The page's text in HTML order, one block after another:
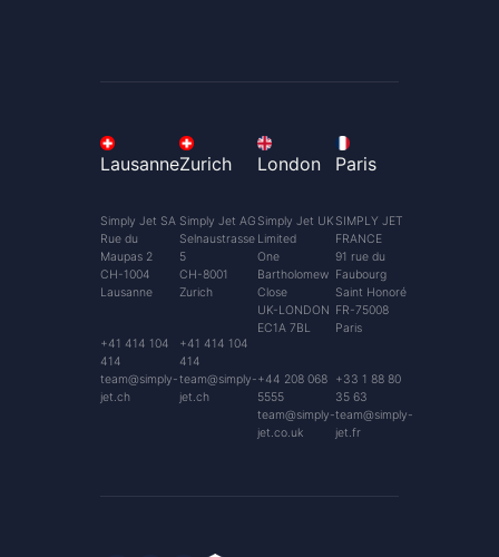
Lausanne
Simply Jet SA
Rue du
Maupas 2
CH-1004
Lausanne
+41 414 104
414
team@simply-
jet.ch
Zurich
Simply Jet AG
Selnaustrasse
5
CH-8001
Zurich
+41 414 104
414
team@simply-
jet.ch
London
Simply Jet UK
Limited
One
Bartholomew
Close
UK-LONDON
EC1A 7BL
+44 208 068
5555
team@simply-
jet.co.uk
Paris
SIMPLY JET
FRANCE
91 rue du
Faubourg
Saint Honoré
FR-75008
Paris
+33 1 88 80
35 63
team@simply-
jet.fr